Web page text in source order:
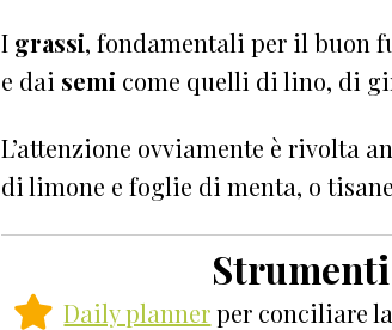
I grassi, fondamentali per il buon
e dai semi come quelli di lino, di
L’attenzione ovviamente è rivolta
di limone e foglie di menta, o
Daily plannerper conciliare